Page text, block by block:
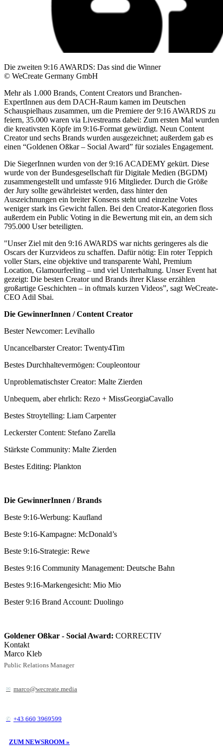
Die zweiten 9:16 AWARDS: Das sind die Winner
© WeCreate Germany GmbH
Mehr als 1.000 Brands, Content Creators und Branchen-
ExpertInnen aus dem DACH-Raum kamen im Deutschen
Schauspielhaus zusammen, um die Premiere der 9:16 AWARDS zu
feiern, 35.000 waren via Livestreams dabei: Zum ersten Mal wurden
die kreativsten Köpfe im 9:16-Format gewürdigt. Neun Content
Creator und sechs Brands wurden ausgezeichnet; außerdem gab es
einen “Goldenen Oßkar – Social Award” für soziales Engagement.
Die SiegerInnen wurden von der 9:16 ACADEMY gekürt. Diese
wurde von der Bundesgesellschaft für Digitale Medien (BGDM)
zusammengestellt und umfasste 916 Mitglieder. Durch die Größe
der Jury sollte gewährleistet werden, dass hinter den
Auszeichnungen ein breiter Konsens steht und einzelne Votes
weniger stark ins Gewicht fallen. Bei den Creator-Kategorien floss
außerdem ein Public Voting in die Bewertung mit ein, an dem sich
795.000 User beteiligten.
"Unser Ziel mit den 9:16 AWARDS war nichts geringeres als die
Oscars der Kurzvideos zu schaffen. Dafür nötig: Ein roter Teppich
voller Stars, eine objektive und transparente Wahl, Premium
Location, Glamourfeeling – und viel Unterhaltung. Unser Event hat
gezeigt: Die besten Creator und Brands ihrer Klasse erzählen
großartige Geschichten – in oftmals kurzen Videos”, sagt WeCreate-
CEO Adil Sbai.
Die GewinnerInnen / Content Creator
Bester Newcomer: Levihallo
Uncancelbarster Creator: Twenty4Tim
Bestes Durchhaltevermögen: Coupleontour
Unproblematischster Creator: Malte Zierden
Unbequem, aber ehrlich: Rezo + MissGeorgiaCavallo
Bestes Stroytelling: Liam Carpenter
Leckerster Content: Stefano Zarella
Stärkste Community: Malte Zierden
Bestes Editing: Plankton
Die GewinnerInnen / Brands
Beste 9:16-Werbung: Kaufland
Beste 9:16-Kampagne: McDonald’s
Beste 9:16-Strategie: Rewe
Bestes 9:16 Community Management: Deutsche Bahn
Bestes 9:16-Markengesicht: Mio Mio
Bester 9:16 Brand Account: Duolingo
Goldener Oßkar - Social Award: CORRECTIV
Kontakt
Marco Kleb
Public Relations Manager
marco@wecreate.media
+43 660 3969599
ZUM NEWSROOM »